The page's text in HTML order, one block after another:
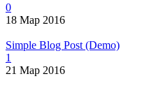
0
18 Мар 2016
Simple Blog Post (Demo)
1
21 Мар 2016